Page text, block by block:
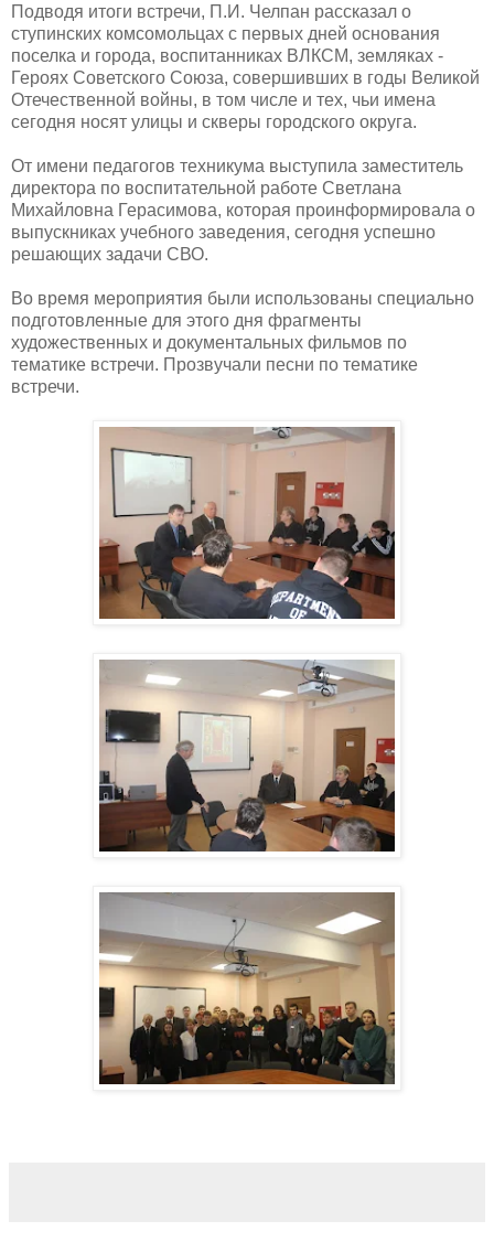
Подводя итоги встречи, П.И. Челпан рассказал о
ступинских комсомольцах с первых дней основания
поселка и города, воспитанниках ВЛКСМ, земляках -
Героях Советского Союза, совершивших в годы Великой
Отечественной войны, в том числе и тех, чьи имена
сегодня носят улицы и скверы городского округа.
От имени педагогов техникума выступила заместитель
директора по воспитательной работе Светлана
Михайловна Герасимова, которая проинформировала о
выпускниках учебного заведения, сегодня успешно
решающих задачи СВО.
Во время мероприятия были использованы специально
подготовленные для этого дня фрагменты
художественных и документальных фильмов по
тематике встречи. Прозвучали песни по тематике
встречи.